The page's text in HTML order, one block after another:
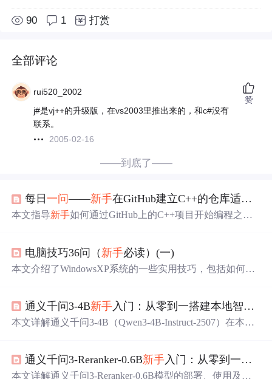
90 1 打赏
全部评论
rui520_2002
j#是vj++的升级版，在vs2003里推出来的，和c#没有
联系。
2005-02-16
赞
——到底了——
每日一问——新手在GitHub建立C++的仓库适合从开发什么开始
本文指导新手如何通过GitHub上的C++项目开始编程之
从小项目到复杂项目的学习路径。,
电脑技巧36问（ 新手必读）(一)
本文介绍了WindowsXP系统的一些实用技巧，包括如何实
不同模式、彻底删除XP的方法、解决不能自动关机的现象
及创建锁定计算机的快捷方式。
通义千问3-4B新手 入门：从零到一搭建本地智能问答机器人
本文详解通义千问3-4B（Qwen3-4B-Instruct-2507）在本地
本处理（256K上下文）、Gradio Web界面构建，并针对运
行速度、回答质量及显存不足等常见问题给出量化（GGU
通义千问3-Reranker-0.6B新手 入门：从零到一的智能排序实战
本文详解通义千问3-Reranker-0.6B模型的部署、使用及优